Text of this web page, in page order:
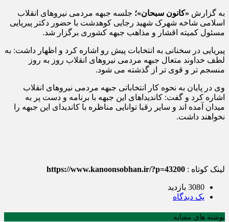
به گزارش «کانون سبحان»؛ جلسه جبهه مردمی نیروهای انقلاب
اسلامی شاخه شهرک شهید رجایی کوهدشت با حضور دکتر پیریایی
مسئول کمیته اقشار و مذاهب جبهه کشوری برگزار شد.
پیریایی در سخنانی به انتخابات پیش رو اشاره کرد و اظهار داشت: به
لطف خداوند متعال جبهه مردمی نیروهای انقلاب روز به روز
منسجم تر و قوی تر از گذشته می شود.
وی در پایان به نحوه کار انتخاباتی جبهه مردمی نیروهای انقلاب
اشاره کرد و گفت: کاندیداهای این جبهه با برنامه و دست پر به
میدان آمده اند و سایر رقبا توانایی مناظره با کاندیدای این جبهه را
نخواهند داشت.
لینک کوتاه : https://www.kanoonsobhan.ir/?p=43200
3080 بازدید
يک دیدگاه
نوشته های مشابه